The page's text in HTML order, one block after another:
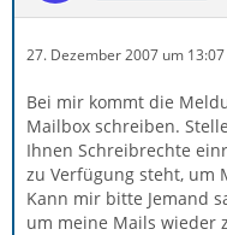
27. Dezember 2007 um 13:07
Bei mir kommt die
Mailbox schreiben.
Ihnen Schreibrechte
zu Verfügung steht, um
Kann mir bitte Jemand
um meine Mails wieder